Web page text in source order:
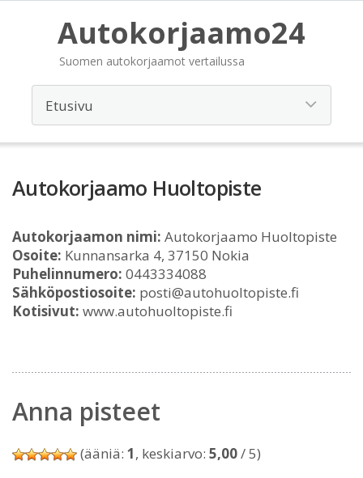
Autokorjaamo24
Suomen autokorjaamot vertailussa
Autokorjaamo Huoltopiste
Autokorjaamon nimi: Autokorjaamo Huoltopiste
Osoite: Kunnansarka 4, 37150 Nokia
Puhelinnumero: 0443334088
Sähköpostiosoite: posti@autohuoltopiste.fi
Kotisivut: www.autohuoltopiste.fi
Anna pisteet
(ääniä: 1, keskiarvo: 5,00/ 5)